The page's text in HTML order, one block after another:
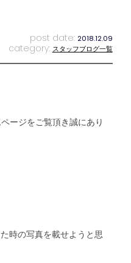
post date: 2018.12.09
category: スタッフブログ一覧
ージをご覧頂き誠にあり
時の写真を載せようと思